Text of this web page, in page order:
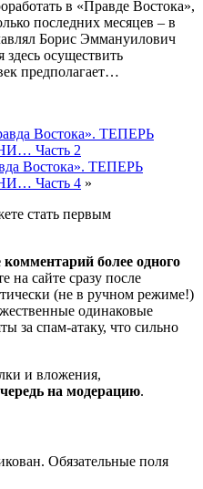
в «Правде Востока»,
последних месяцев – в
Борис Эммануилович
здесь осуществить
предполагает…
Востока». ТЕПЕРЬ
Часть 2
Востока». ТЕПЕРЬ
Часть 4 »
стать первым
более одного
на сайте сразу после
(не в ручном режиме!)
одинаковые
за спам-атаку, что сильно
и вложения,
на модерацию.
Обязательные поля